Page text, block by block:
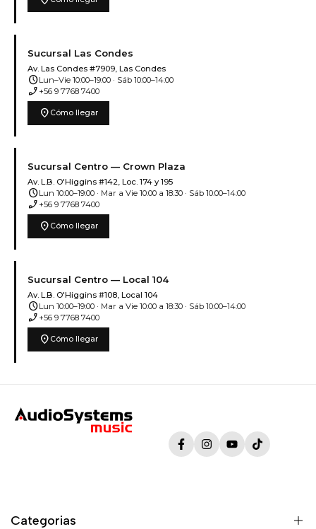
Sucursal Las Condes
Av. Las Condes #7909, Las Condes
scheduleLun–Vie 10:00–19:00 · Sáb 10:00–14:00
phone_enabled +56 9 7768 7400
location_on Cómo llegar
Sucursal Centro — Crown Plaza
Av. L.B. O'Higgins #142, Loc. 174 y 195
scheduleLun 10:00–19:00 · Mar a Vie 10:00 a 18:30 · Sáb 10:00–14:00
phone_enabled +56 9 7768 7400
location_on Cómo llegar
Sucursal Centro — Local 104
Av. L.B. O'Higgins #108, Local 104
scheduleLun 10:00–19:00 · Mar a Vie 10:00 a 18:30 · Sáb 10:00–14:00
phone_enabled +56 9 7768 7400
location_on Cómo llegar
FacebookInstagramYouTubeTikTok
Categorias